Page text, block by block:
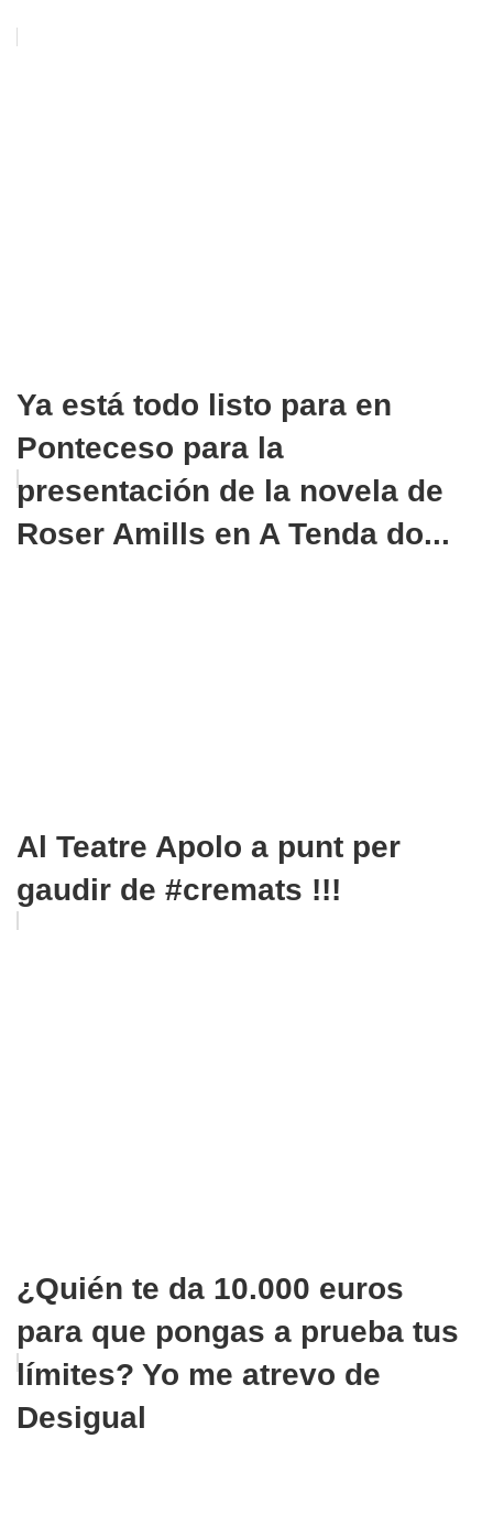
Ya está todo listo para en
Ponteceso para la
presentación de la novela de
Roser Amills en A Tenda do...
Al Teatre Apolo a punt per
gaudir de #cremats !!!
¿Quién te da 10.000 euros
para que pongas a prueba tus
límites? Yo me atrevo de
Desigual